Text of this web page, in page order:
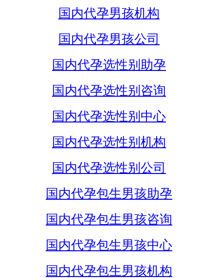
国内代孕男孩机构
国内代孕男孩公司
国内代孕选性别助孕
国内代孕选性别咨询
国内代孕选性别中心
国内代孕选性别机构
国内代孕选性别公司
国内代孕包生男孩助孕
国内代孕包生男孩咨询
国内代孕包生男孩中心
国内代孕包生男孩机构